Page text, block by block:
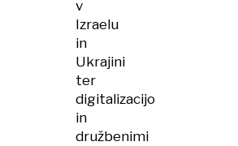
v
Izraelu
in
Ukrajini
ter
digitalizacijo
in
družbenimi